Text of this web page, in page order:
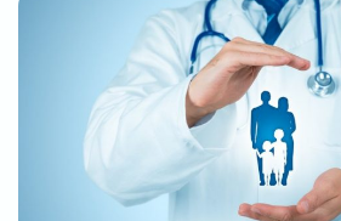
Контакты